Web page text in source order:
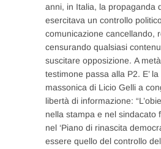
anni, in Italia, la propaganda
esercitava un controllo
comunicazione cancellando,
censurando qualsiasi
suscitare opposizione. A
testimone passa alla P2. E’
massonica di Licio Gelli a
libertà di informazione:
nella stampa e nel sindacato
nel ‘Piano di rinascita
essere quello del controllo